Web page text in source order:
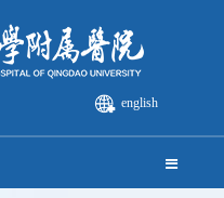
english